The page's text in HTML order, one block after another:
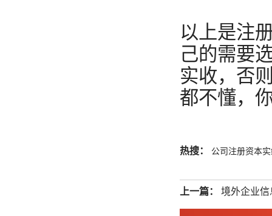
以上是注
己的需要
实收，否
都不懂，
热搜： 公司注册资本
上一篇： 境外企业